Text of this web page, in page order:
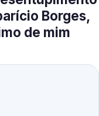
Borges,
de mim